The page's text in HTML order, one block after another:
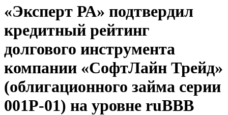
«Эксперт РА» подтвердил
кредитный рейтинг
долгового инструмента
компании «CофтЛайн Трейд»
(облигационного займа серии
001P-01) на уровне ruBBB